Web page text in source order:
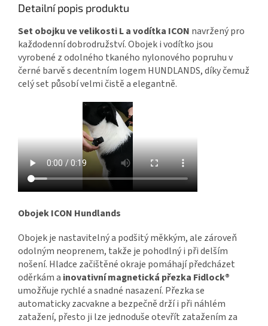
Detailní popis produktu
Set obojku ve velikosti L a vodítka ICON navržený pro
každodenní dobrodružství. Obojek i vodítko jsou
vyrobené z odolného tkaného nylonového popruhu v
černé barvě s decentním logem HUNDLANDS, díky čemuž
celý set působí velmi čistě a elegantně.
Obojek ICON Hundlands
Obojek je nastavitelný a podšitý měkkým, ale zároveň
odolným neoprenem, takže je pohodlný i při delším
nošení. Hladce začištěné okraje pomáhají předcházet
oděrkám a inovativní magnetická přezka Fidlock®
umožňuje rychlé a snadné nasazení. Přezka se
automaticky zacvakne a bezpečně drží i při náhlém
zatažení, přesto ji lze jednoduše otevřít zatažením za